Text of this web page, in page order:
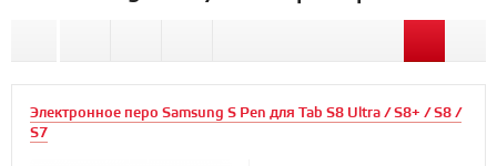
Электронное перо Samsung S Pen для Tab S8 Ultra / S8+ / S8 /
S7